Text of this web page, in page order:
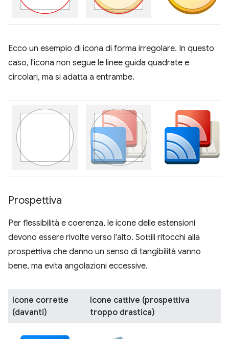
Ecco un esempio di icona di forma irregolare. In questo
caso, l'icona non segue le linee guida quadrate e
circolari, ma si adatta a entrambe.
Prospettiva
Per flessibilità e coerenza, le icone delle estensioni
devono essere rivolte verso l'alto. Sottili ritocchi alla
prospettiva che danno un senso di tangibilità vanno
bene, ma evita angolazioni eccessive.
Icone corrette
(davanti)
Icone cattive (prospettiva
troppo drastica)